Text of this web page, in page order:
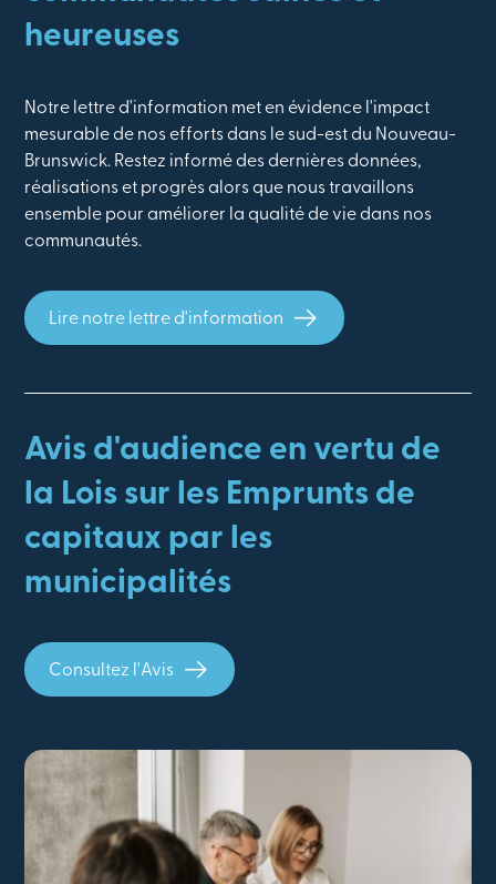
heureuses
Notre lettre d'information met en évidence l'impact
mesurable de nos efforts dans le sud-est du Nouveau-
Brunswick. Restez informé des dernières données,
réalisations et progrès alors que nous travaillons
ensemble pour améliorer la qualité de vie dans nos
communautés.
Lire notre lettre d'information
Avis d'audience en vertu de
la Lois sur les Emprunts de
capitaux par les
municipalités
Consultez l'Avis